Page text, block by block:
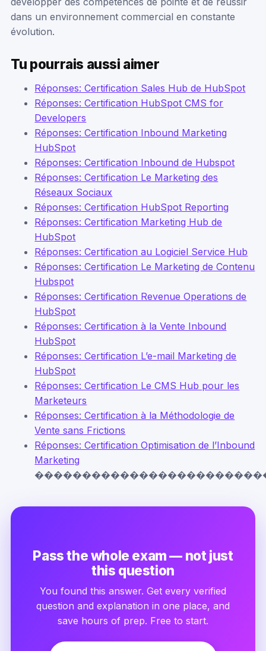
dans un environnement commercial en constante
évolution.
Tu pourrais aussi aimer
Réponses: Certification Sales Hub de HubSpot
Réponses: Certification HubSpot CMS for
Developers
Réponses: Certification Inbound Marketing
HubSpot
Réponses: Certification Inbound de Hubspot
Réponses: Certification Le Marketing des
Réseaux Sociaux
Réponses: Certification HubSpot Reporting
Réponses: Certification Marketing Hub de
HubSpot
Réponses: Certification au Logiciel Service Hub
Réponses: Certification Le Marketing de Contenu
Hubspot
Réponses: Certification Revenue Operations de
HubSpot
Réponses: Certification à la Vente Inbound
HubSpot
Réponses: Certification L’e-mail Marketing de
HubSpot
Réponses: Certification Le CMS Hub pour les
Marketeurs
Réponses: Certification à la Méthodologie de
Vente sans Frictions
Réponses: Certification Optimisation de l’Inbound
Marketing
Pass the whole exam — not just
this question
You found this answer. Get every verified
question and explanation in one place, and
save hours of prep. Free to start.